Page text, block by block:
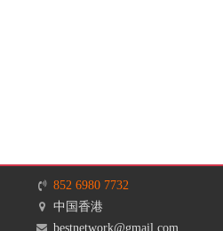
852 6980 7732
中国香港
bestnetwork@gmail.com